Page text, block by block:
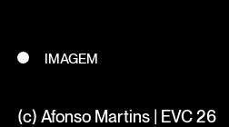
IMAGEM
(c) Afonso Martins | EVC 26